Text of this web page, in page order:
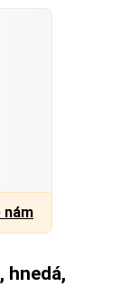
nám
hnedá,